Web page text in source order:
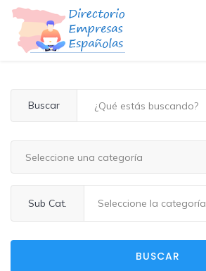
Buscar
Seleccione una categoría
Sub Cat.
BUSCAR